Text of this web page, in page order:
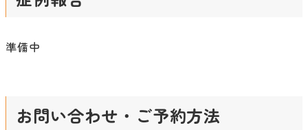
準備中
お問い合わせ・ご予約方法